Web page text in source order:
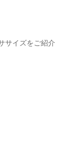
サイズをご紹介